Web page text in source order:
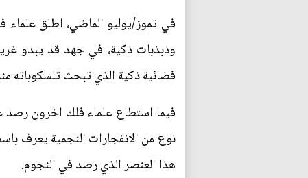
في تموز/يوليو الماضي، اطلق علماء
وذبذبات ذكية، في جهد قد يبدو
فضائية ذكية الذي تبحث تلسكوباته
فيما استطاع علماء فلك اخرون رصد
نوع من الانفجارات النجمية يعرف
هذا العنصر الذي رصد في النجوم.